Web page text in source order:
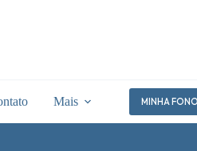
Mais MINHA